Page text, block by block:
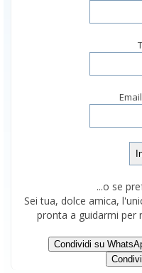
...o se
Sei tua, dolce amica,
pronta a guidarmi per
Condividi su